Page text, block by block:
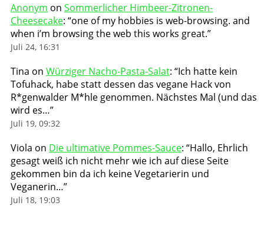
Anonym on Sommerlicher Himbeer-Zitronen-
Cheesecake: “one of my hobbies is web-browsing. and
when i’m browsing the web this works great.”
Juli 24, 16:31
Tina on Würziger Nacho-Pasta-Salat: “Ich hatte kein
Tofuhack, habe statt dessen das vegane Hack von
R*genwalder M*hle genommen. Nächstes Mal (und das
wird es…”
Juli 19, 09:32
Viola on Die ultimative Pommes-Sauce: “Hallo, Ehrlich
gesagt weiß ich nicht mehr wie ich auf diese Seite
gekommen bin da ich keine Vegetarierin und
Veganerin…”
Juli 18, 19:03